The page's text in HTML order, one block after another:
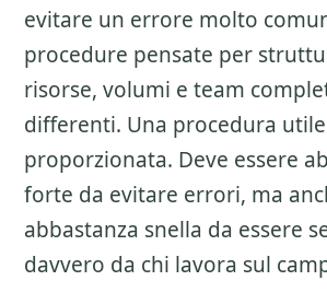
evitare un errore molto
procedure pensate per
risorse, volumi e team
differenti. Una procedura
proporzionata. Deve essere
forte da evitare errori, ma
abbastanza snella da essere
davvero da chi lavora sul